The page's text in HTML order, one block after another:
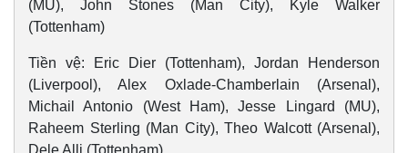
(MU), John Stones (Man City), Kyle Walker
(Tottenham)
Tiền vệ: Eric Dier (Tottenham), Jordan Henderson
(Liverpool), Alex Oxlade-Chamberlain (Arsenal),
Michail Antonio (West Ham), Jesse Lingard (MU),
Raheem Sterling (Man City), Theo Walcott (Arsenal),
Dele Alli (Tottenham)